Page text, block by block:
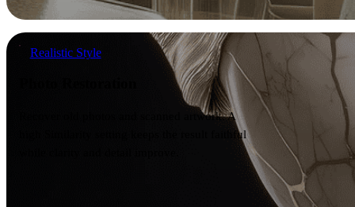
Photo Restoration
Realistic Style
Recover old photos and scanned artwork. A
high Similarity setting keeps the result faithful